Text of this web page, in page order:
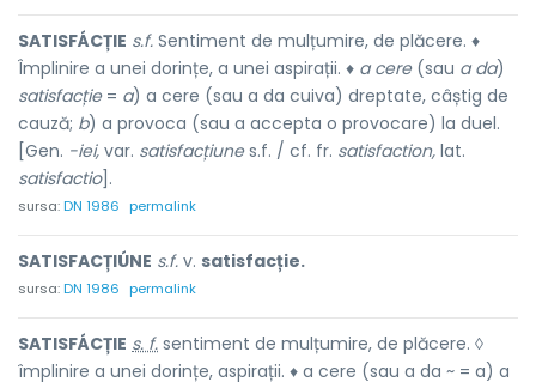
SATISFÁCȚIE s.f. Sentiment de mulțumire, de plăcere. ♦
Împlinire a unei dorințe, a unei aspirații. ♦ a cere(sau a da)
satisfacție= a) a cere (sau a da cuiva) dreptate, câștig de
cauză; b) a provoca (sau a accepta o provocare) la duel.
[Gen. -iei, var. satisfacțiunes.f. / cf. fr. satisfaction, lat.
satisfactio].
sursa:DN 1986 permalink
SATISFACȚIÚNE s.f. v. satisfacție.
sursa:DN 1986 permalink
SATISFÁCȚIE s. f. sentiment de mulțumire, de plăcere. ◊
împlinire a unei dorințe, aspirații. ♦ a cere (sau a da ~ = a) a